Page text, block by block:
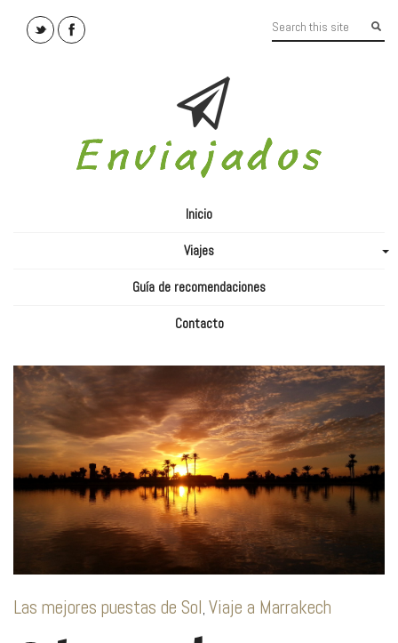
Inicio
Viajes
Guía de recomendaciones
Contacto
Las mejores puestas de Sol, Viaje a Marrakech